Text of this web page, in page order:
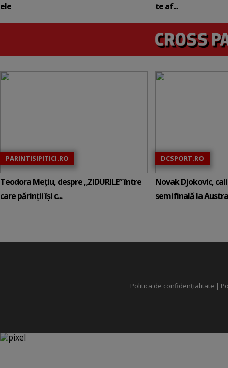
ele
te af...
PARINTISIPITICI.RO
Teodora Mețiu, despre „ZIDURILE” între
care părinții își c...
DCSPORT.RO
Novak Djokovic,
semifinală la
Politica de confidențialitate |